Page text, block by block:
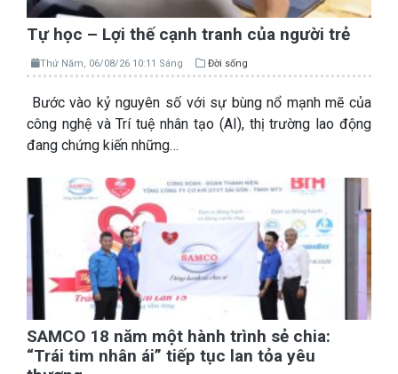
Tự học – Lợi thế cạnh tranh của người trẻ
Thứ Năm, 06/08/26 10:11 Sáng Đời sống
Bước vào kỷ nguyên số với sự bùng nổ mạnh mẽ của
công nghệ và Trí tuệ nhân tạo (AI), thị trường lao động
đang chứng kiến những…
SAMCO 18 năm một hành trình sẻ chia:
“Trái tim nhân ái” tiếp tục lan tỏa yêu